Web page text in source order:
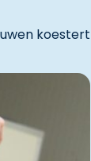
koestert